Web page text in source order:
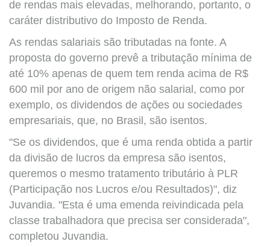
de rendas mais elevadas, melhorando, portanto, o
caráter distributivo do Imposto de Renda.
As rendas salariais são tributadas na fonte. A
proposta do governo prevê a tributação mínima de
até 10% apenas de quem tem renda acima de R$
600 mil por ano de origem não salarial, como por
exemplo, os dividendos de ações ou sociedades
empresariais, que, no Brasil, são isentos.
"Se os dividendos, que é uma renda obtida a partir
da divisão de lucros da empresa são isentos,
queremos o mesmo tratamento tributário à PLR
(Participação nos Lucros e/ou Resultados)", diz
Juvandia. "Esta é uma emenda reivindicada pela
classe trabalhadora que precisa ser considerada",
completou Juvandia.